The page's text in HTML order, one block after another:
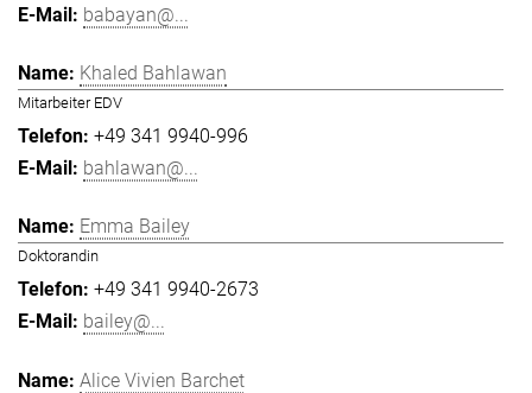
babayan@...
Khaled Bahlawan
Mitarbeiter EDV
+49 341 9940-996
bahlawan@...
Emma Bailey
Doktorandin
+49 341 9940-2673
bailey@...
Alice Vivien Barchet